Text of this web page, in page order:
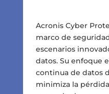
Acronis Cyber
marco de
escenarios
datos. Su enfoque
continua de datos
minimiza la